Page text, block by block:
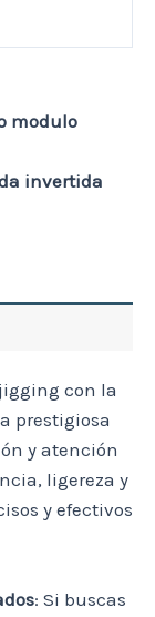
modulo
invertida
con la
prestigiosa
y atención
ligereza y
y efectivos
: Si buscas